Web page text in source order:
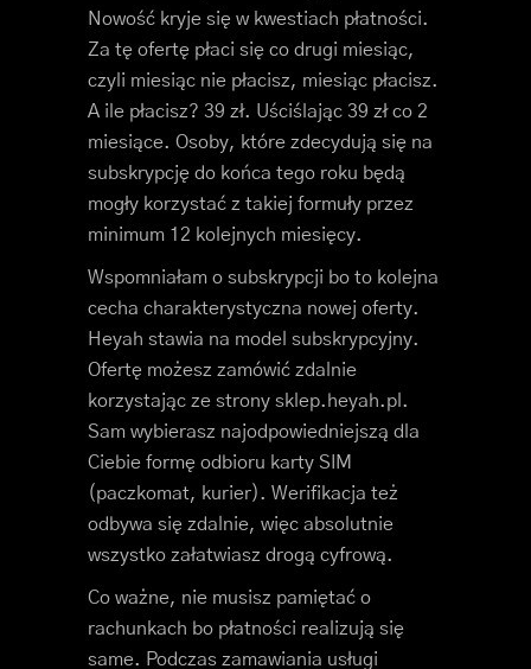
Nowość kryje się w kwestiach płatności.
Za tę ofertę płaci się co drugi miesiąc,
czyli miesiąc nie płacisz, miesiąc płacisz.
A ile płacisz? 39 zł. Uściślając 39 zł co 2
miesiące. Osoby, które zdecydują się na
subskrypcję do końca tego roku będą
mogły korzystać z takiej formuły przez
minimum 12 kolejnych miesięcy.
Wspomniałam o subskrypcji bo to kolejna
cecha charakterystyczna nowej oferty.
Heyah stawia na model subskrypcyjny.
Ofertę możesz zamówić zdalnie
korzystając ze strony sklep.heyah.pl.
Sam wybierasz najodpowiedniejszą dla
Ciebie formę odbioru karty SIM
(paczkomat, kurier). Werifikacja też
odbywa się zdalnie, więc absolutnie
wszystko załatwiasz drogą cyfrową.
Co ważne, nie musisz pamiętać o
rachunkach bo płatności realizują się
same. Podczas zamawiania usługi